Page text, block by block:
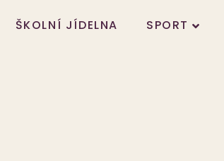
ŠKOLNÍ JÍDELNA SPORT